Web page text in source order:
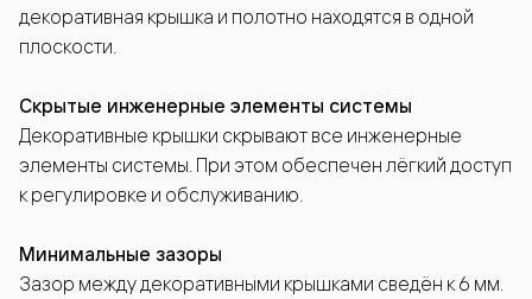
декоративная крышка и полотно находятся в одной
плоскости.
Скрытые инженерные элементы системы
Декоративные крышки скрывают все инженерные
элементы системы. При этом обеспечен лёгкий доступ
к регулировке и обслуживанию.
Минимальные зазоры
Зазор между декоративными крышками сведён к 6 мм.